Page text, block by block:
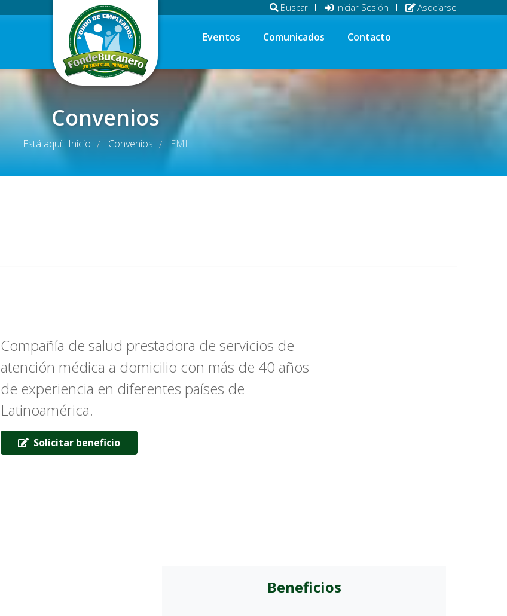
Buscar Iniciar Sesión Asociarse
Eventos Comunicados Contacto
Convenios
Está aquí: Inicio / Convenios / EMI
Compañía de salud prestadora de servicios de
atención médica a domicilio con más de 40 años
de experiencia en diferentes países de
Latinoamérica.
Solicitar beneficio
Beneficios